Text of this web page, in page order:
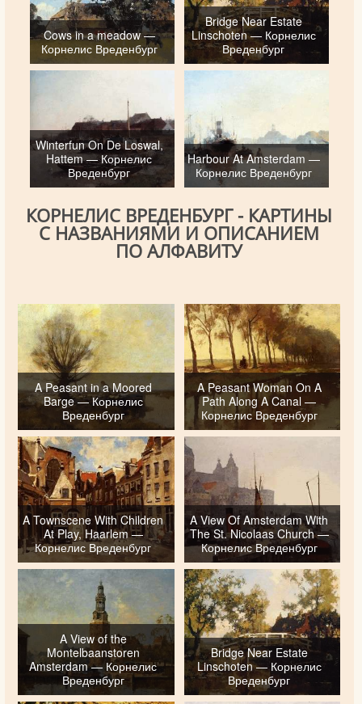
Cows in a meadow —
Корнелис Вреденбург
Bridge Near Estate
Linschoten — Корнелис
Вреденбург
Winterfun On De Loswal,
Hattem — Корнелис
Вреденбург
Harbour At Amsterdam —
Корнелис Вреденбург
КОРНЕЛИС ВРЕДЕНБУРГ - КАРТИНЫ
С НАЗВАНИЯМИ И ОПИСАНИЕМ
ПО АЛФАВИТУ
A Peasant in a Moored
Barge — Корнелис
Вреденбург
A Peasant Woman On A
Path Along A Canal —
Корнелис Вреденбург
A Townscene With Children
At Play, Haarlem —
Корнелис Вреденбург
A View Of Amsterdam With
The St. Nicolaas Church —
Корнелис Вреденбург
A View of the
Montelbaanstoren
Amsterdam — Корнелис
Вреденбург
Bridge Near Estate
Linschoten — Корнелис
Вреденбург